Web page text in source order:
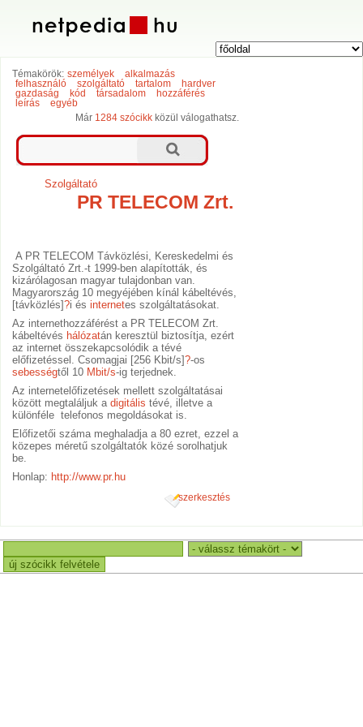
Témakörök: személyek
alkalmazás
felhasználó
szolgáltató tartalom
hardver
gazdaság
kód társadalom
hozzáférés
leírás
egyéb
Már 1284 szócikk közül válogathatsz.
Szolgáltató
PR TELECOM Zrt.
A PR TELECOM Távközlési, Kereskedelmi és
Szolgáltató Zrt.-t 1999-ben alapították, és
kizárólagosan magyar tulajdonban van.
Magyarország 10 megyéjében kínál kábeltévés,
[távközlés]?i ésinternetes szolgáltatásokat.
Az internethozzáférést a PR TELECOM Zrt.
kábeltévés hálózatán keresztül biztosítja, ezért
az internet összekapcsolódik a tévé
előfizetéssel. Csomagjai [256 Kbit/s]?-os
sebességtől 10 Mbit/s-ig terjednek.
Az internetelőfizetések mellett szolgáltatásai
között megtaláljuk adigitális tévé, illetve a
különféle telefonos megoldásokat is.
Előfizetői száma meghaladja a 80 ezret, ezzel a
közepes méretű szolgáltatók közé sorolhatjuk
be.
Honlap: http://www.pr.hu
szerkesztés